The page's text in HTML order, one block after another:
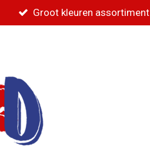
Groot kleuren assortiment